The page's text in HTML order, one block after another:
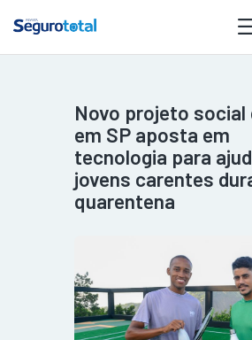
NOTÍCIAS
REVISTA
ESPECIAIS
GAIVOTA DE
ST SUMMIT
MULHERES
GESTORAS
HOMEST
Novo projeto social
em SP aposta em
tecnologia para
jovens carentes
quarentena